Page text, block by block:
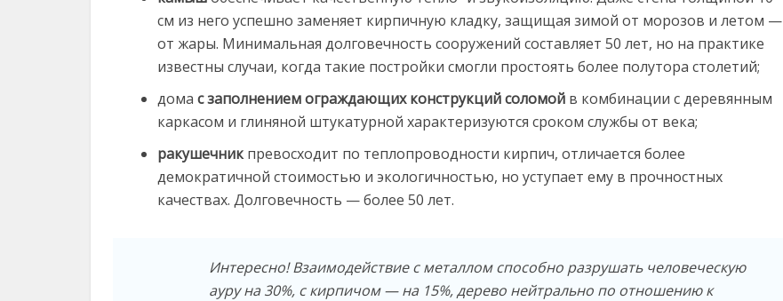
см из него успешно заменяет кирпичную кладку, защищая зимой от морозов и летом —
от жары. Минимальная долговечность сооружений составляет 50 лет, но на практике
известны случаи, когда такие постройки смогли простоять более полутора столетий;
дома с заполнением ограждающих конструкций соломой в комбинации с деревянным
каркасом и глиняной штукатурной характеризуются сроком службы от века;
ракушечникпревосходит по теплопроводности кирпич, отличается более
демократичной стоимостью и экологичностью, но уступает ему в прочностных
качествах. Долговечность — более 50 лет.
Интересно! Взаимодействие с металлом способно разрушать человеческую
ауру на 30%, с кирпичом — на 15%, дерево нейтрально по отношению к